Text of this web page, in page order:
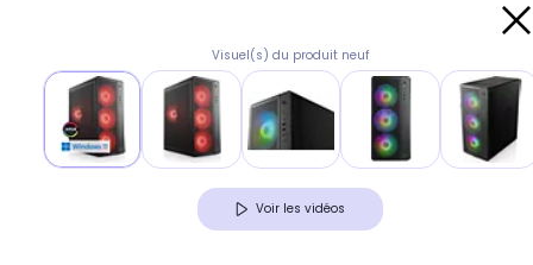
Visuel(s) du produit neuf
Voir les vidéos